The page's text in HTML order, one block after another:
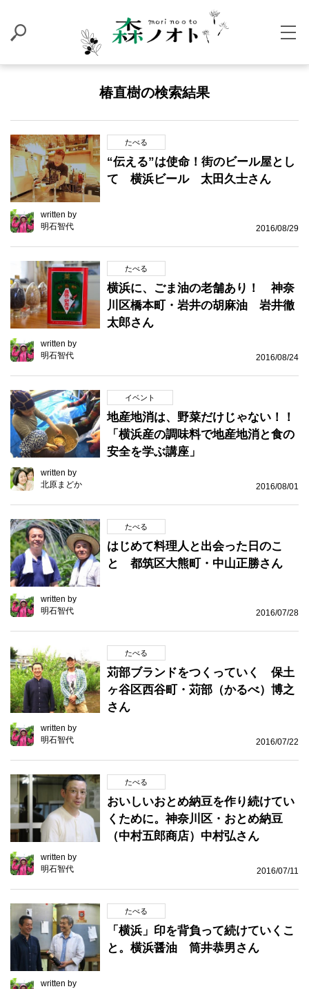
椿直樹の検索結果
たべる
“伝える”は使命！街のビール屋とし
て 横浜ビール 太田久士さん
written by
明石智代
2016/08/29
たべる
横浜に、ごま油の老舗あり！ 神奈
川区橋本町・岩井の胡麻油 岩井徹
太郎さん
written by
明石智代
2016/08/24
イベント
地産地消は、野菜だけじゃない！！
「横浜産の調味料で地産地消と食の
安全を学ぶ講座」
written by
北原まどか
2016/08/01
たべる
はじめて料理人と出会った日のこ
と 都筑区大熊町・中山正勝さん
written by
明石智代
2016/07/28
たべる
苅部ブランドをつくっていく 保土
ヶ谷区西谷町・苅部（かるべ）博之
さん
written by
明石智代
2016/07/22
たべる
おいしいおとめ納豆を作り続けてい
くために。神奈川区・おとめ納豆
（中村五郎商店）中村弘さん
written by
明石智代
2016/07/11
たべる
「横浜」印を背負って続けていくこ
と。横浜醤油 筒井恭男さん
written by